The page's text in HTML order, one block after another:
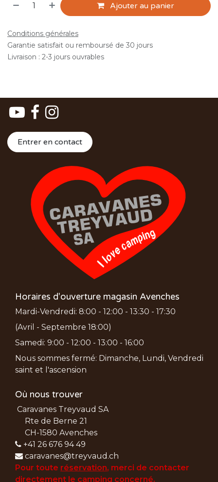
Ajouter au panier
Conditions générales
Garantie satisfait ou remboursé de 30 jours
Livraison : 2-3 jours ouvrables
Entrer en contact
Horaires d'ouverture magasin Avenches
Mardi-Vendredi: 8:00 - 12:00 - 13:30 - 17:30
(Avril - Septembre 18:00)
Samedi: 9:00 - 12:00 - 13:00 - 16:00
Nous sommes fermé: Dimanche, Lundi, Vendredi
saint et l'ascension
Où nous trouver
Caravanes Treyvaud SA
Rte de Berne 21
CH-1580 Avenches
+41 26 676 94 49
caravanes@treyvaud.ch
Pour toute réservation, merci de contacter
directement le camping concerné.